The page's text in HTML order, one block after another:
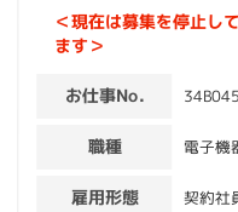
＜現在は募集を停止し
ます＞
お仕事No.
職種 電子機
雇用形態 契約社